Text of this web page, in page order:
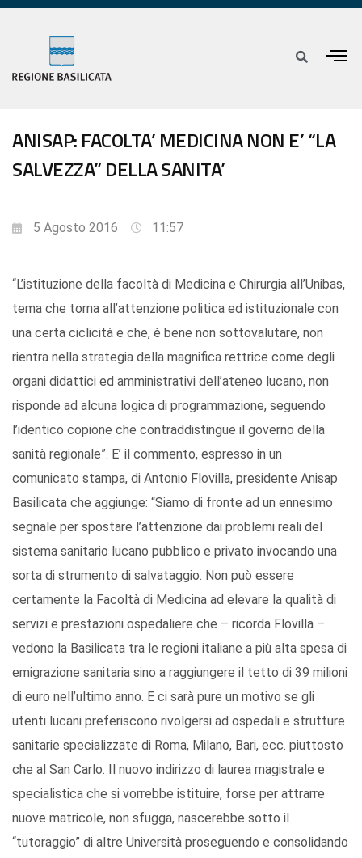
ANISAP: FACOLTA’ MEDICINA NON E’ “LA
SALVEZZA” DELLA SANITA’
5 Agosto 2016 11:57
“L’istituzione della facoltà di Medicina e Chirurgia all’Unibas,
tema che torna all’attenzione politica ed istituzionale con
una certa ciclicità e che, è bene non sottovalutare, non
rientra nella strategia della magnifica rettrice come degli
organi didattici ed amministrativi dell’ateneo lucano, non
risponde ad alcuna logica di programmazione, seguendo
l’identico copione che contraddistingue il governo della
sanità regionale”. E’ il commento, espresso in un
comunicato stampa, di Antonio Flovilla, presidente Anisap
Basilicata che aggiunge: “Siamo di fronte ad un ennesimo
segnale per spostare l’attenzione dai problemi reali del
sistema sanitario lucano pubblico e privato invocando una
sorta di strumento di salvataggio. Non può essere
certamente la Facoltà di Medicina ad elevare la qualità di
servizi e prestazioni ospedaliere che – ricorda Flovilla –
vedono la Basilicata tra le regioni italiane a più alta spesa di
emigrazione sanitaria sino a raggiungere il tetto di 39 milioni
di euro nell’ultimo anno. E ci sarà pure un motivo se gli
utenti lucani preferiscono rivolgersi ad ospedali e strutture
sanitarie specializzate di Roma, Milano, Bari, ecc. piuttosto
che al San Carlo. Il nuovo indirizzo di laurea magistrale e
specialistica che si vorrebbe istituire, forse per attrarre
nuove matricole, non sfugga, nascerebbe sotto il
“tutoraggio” di altre Università proseguendo e consolidando